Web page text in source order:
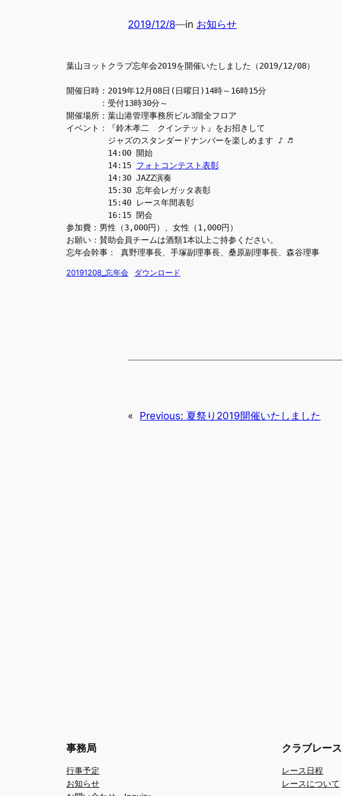
2019/12/8—in お知らせ
葉山ヨットクラブ忘年会2019を開催いたしました（2019/12/08）
開催日時：2019年12月08日(日曜日)14時～16時15分
：受付13時30分～
開催場所：葉山港管理事務所ビル3階全フロア
イベント：『鈴木孝二　クインテット』をお招きして
ジャズのスタンダードナンバーを楽しめます ♪ ♬
14:00 開始
14:15 フォトコンテスト表彰
14:30 JAZZ演奏
15:30 忘年会レガッタ表彰
15:40 レース年間表彰
16:15 閉会
参加費：男性（3,000円）、女性（1,000円）
お願い：賛助会員チームは酒類1本以上ご持参ください。
忘年会幹事： 真野理事長、手塚副理事長、桑原副理事長、森谷理事
20191208_忘年会 ダウンロード
« Previous: 夏祭り2019開催いたしました
事務局
行事予定
お知らせ
クラブレース
レース日程
レースについて